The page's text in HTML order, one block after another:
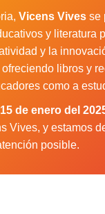
Vicens Vives se
y literatura
y la
libros y
como a
15 de enero del
Vives, y estamos
posible.